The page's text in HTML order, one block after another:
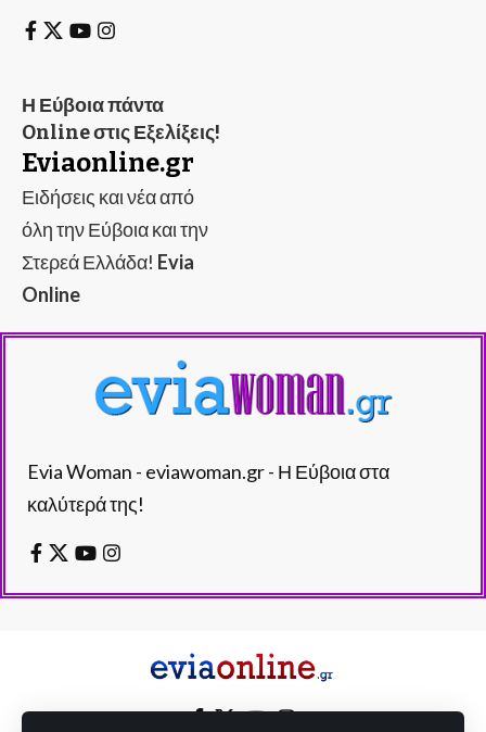
Η Εύβοια πάντα
Online στις Εξελίξεις!
Eviaonline.gr
Ειδήσεις και νέα από
όλη την Εύβοια και την
Στερεά Ελλάδα! Evia
Online
Evia Woman - eviawoman.gr - Η Εύβοια στα
καλύτερά της!